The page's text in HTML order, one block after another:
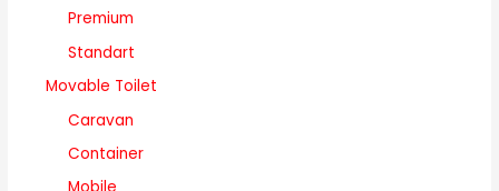
Premium
Standart
Movable Toilet
Caravan
Container